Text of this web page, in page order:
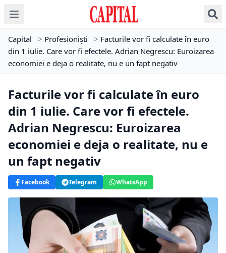
Capital > Profesioniști > Facturile vor fi calculate în euro
din 1 iulie. Care vor fi efectele. Adrian Negrescu: Euroizarea
economiei e deja o realitate, nu e un fapt negativ
Facturile vor fi calculate în euro
din 1 iulie. Care vor fi efectele.
Adrian Negrescu: Euroizarea
economiei e deja o realitate, nu e
un fapt negativ
Facebook Telegram WhatsApp